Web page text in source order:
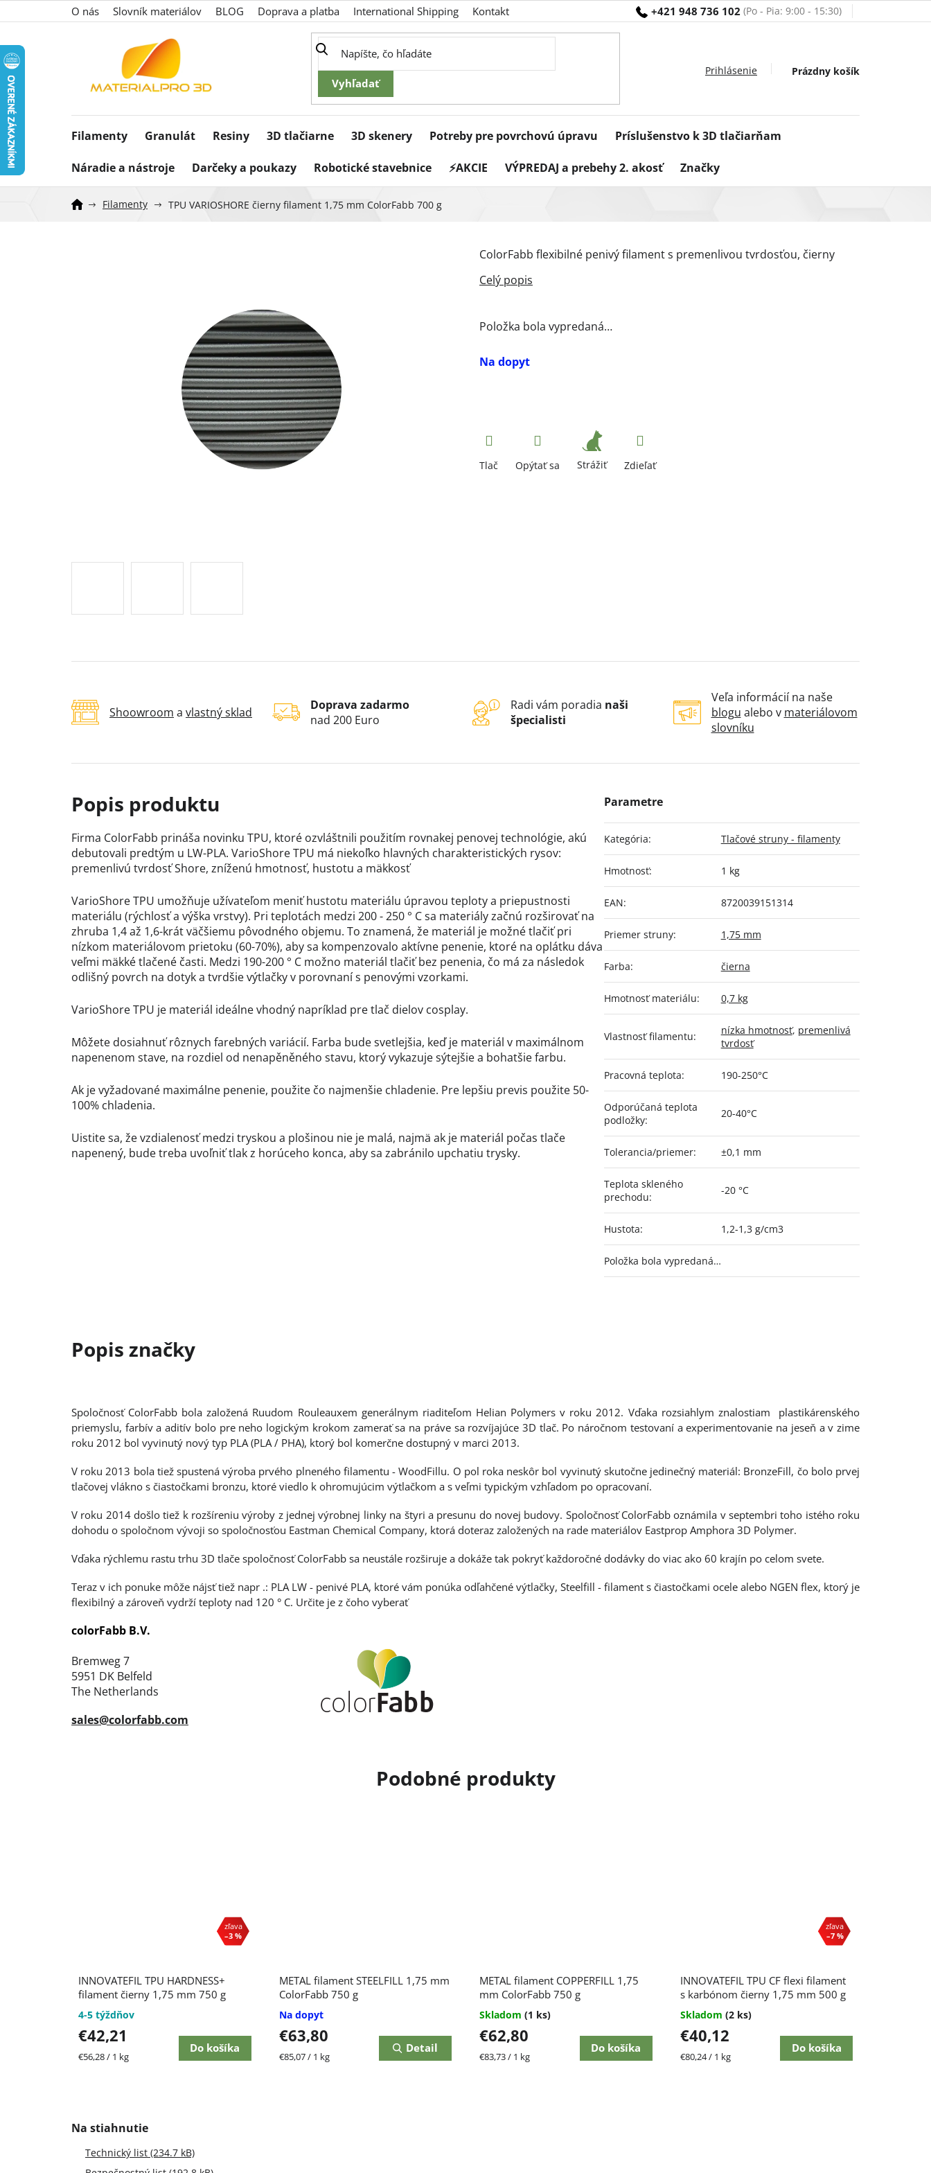
na
+421 948 736 102
O nás Slovník materiálov BLOG Doprava a platba International Shipping Kontakt
Nákupný
Prázdny košík
Filamenty Granulát Resiny 3D tlačiarne 3D skenery Potreby pre povrchovú úpravu Príslušenstvo k 3D tlačiarňam
Náradie a nástroje Darčeky a poukazy Robotické stavebnice ⚡AKCIE VÝPREDAJ a prebehy 2. akosť Značky
Filamenty TPU VARIOSHORE čierny filament 1,75 mm ColorFabb 700 g
Na dopyt
Položka bola vypredaná…
ColorFabb flexibilné penivý filament s premenlivou tvrdosťou, čierny
Tlač Opýtať sa Strážiť Zdieľať
Shoowroom a vlastný sklad
Doprava zadarmo
nad 200 Euro
Radi vám poradia naši
špecialisti
Veľa informácií na naše
blogu alebo v materiálovom
slovníku
Firma ColorFabb prináša novinku TPU, ktoré ozvláštnili použitím rovnakej penovej technológie, akú
debutovali predtým u LW-PLA. VarioShore TPU má niekoľko hlavných charakteristických rysov:
premenlivú tvrdosť Shore, zníženú hmotnosť, hustotu a mäkkosť
VarioShore TPU umožňuje užívateľom meniť hustotu materiálu úpravou teploty a priepustnosti
materiálu (rýchlosť a výška vrstvy). Pri teplotách medzi 200 - 250 ° C sa materiály začnú rozširovať na
zhruba 1,4 až 1,6-krát väčšiemu pôvodného objemu. To znamená, že materiál je možné tlačiť pri
nízkom materiálovom prietoku (60-70%), aby sa kompenzovalo aktívne penenie, ktoré na oplátku dáva
veľmi mäkké tlačené časti. Medzi 190-200 ° C možno materiál tlačiť bez penenia, čo má za následok
odlišný povrch na dotyk a tvrdšie výtlačky v porovnaní s penovými vzorkami.
VarioShore TPU je materiál ideálne vhodný napríklad pre tlač dielov cosplay.
Môžete dosiahnuť rôznych farebných variácií. Farba bude svetlejšia, keď je materiál v maximálnom
napenenom stave, na rozdiel od nenapěněného stavu, ktorý vykazuje sýtejšie a bohatšie farbu.
Ak je vyžadované maximálne penenie, použite čo najmenšie chladenie. Pre lepšiu previs použite 50-
100% chladenia.
Uistite sa, že vzdialenosť medzi tryskou a plošinou nie je malá, najmä ak je materiál počas tlače
napenený, bude treba uvoľniť tlak z horúceho konca, aby sa zabránilo upchatiu trysky.
Kategória: Tlačové struny - filamenty
Hmotnosť: 1 kg
EAN: 8720039151314
Priemer struny: 1,75 mm
Farba: čierna
Hmotnosť materiálu: 0,7 kg
Vlastnosť filamentu: nízka hmotnosť, premenlivá
tvrdosť
Pracovná teplota: 190-250°C
Odporúčaná teplota
podložky:
20-40°C
Tolerancia/priemer: ±0,1 mm
Teplota skleného
prechodu:
-20 °C
Hustota: 1,2-1,3 g/cm3
Položka bola vypredaná…
–3 %
INNOVATEFIL TPU HARDNESS+
filament čierny 1,75 mm 750 g
4-5 týždňov
€42,21
Jednotková
€56,28 / 1 kg
Do košíka
METAL filament STEELFILL 1,75 mm
ColorFabb 750 g
Na dopyt
€63,80
Jednotková
€85,07 / 1 kg
Detail
METAL filament COPPERFILL 1,75
mm ColorFabb 750 g
Skladom (1 ks)
€62,80
Jednotková
€83,73 / 1 kg
Do košíka
–7 %
INNOVATEFIL TPU CF flexi filament
s karbónom čierny 1,75 mm 500 g
hodnotenie
produktu
5,0
z
hviezdičiek.
Skladom (2 ks)
€40,12
Jednotková
€80,24 / 1 kg
Do košíka
Technický list (234.7 kB)
Spoločnosť ColorFabb bola založená Ruudom Rouleauxem generálnym riaditeľom Helian Polymers v roku 2012. Vďaka rozsiahlym znalostiam plastikárenského
priemyslu, farbív a aditív bolo pre neho logickým krokom zamerať sa na práve sa rozvíjajúce 3D tlač. Po náročnom testovaní a experimentovanie na jeseň a v zime
roku 2012 bol vyvinutý nový typ PLA (PLA / PHA), ktorý bol komerčne dostupný v marci 2013.
V roku 2013 bola tiež spustená výroba prvého plneného filamentu - WoodFillu. O pol roka neskôr bol vyvinutý skutočne jedinečný materiál: BronzeFill, čo bolo prvej
tlačovej vlákno s čiastočkami bronzu, ktoré viedlo k ohromujúcim výtlačkom a s veľmi typickým vzhľadom po opracovaní.
V roku 2014 došlo tiež k rozšíreniu výroby z jednej výrobnej linky na štyri a presunu do novej budovy. Spoločnosť ColorFabb oznámila v septembri toho istého roku
dohodu o spoločnom vývoji so spoločnosťou Eastman Chemical Company, ktorá doteraz založených na rade materiálov Eastprop Amphora 3D Polymer.
Vďaka rýchlemu rastu trhu 3D tlače spoločnosť ColorFabb sa neustále rozširuje a dokáže tak pokryť každoročné dodávky do viac ako 60 krajín po celom svete.
Teraz v ich ponuke môže nájsť tiež napr .: PLA LW - penivé PLA, ktoré vám ponúka odľahčené výtlačky, Steelfill - filament s čiastočkami ocele alebo NGEN flex, ktorý je
flexibilný a zároveň vydrží teploty nad 120 ° C. Určite je z čoho vyberať
colorFabb B.V.
Bremweg 7
5951 DK Belfeld
The Netherlands
sales@colorfabb.com